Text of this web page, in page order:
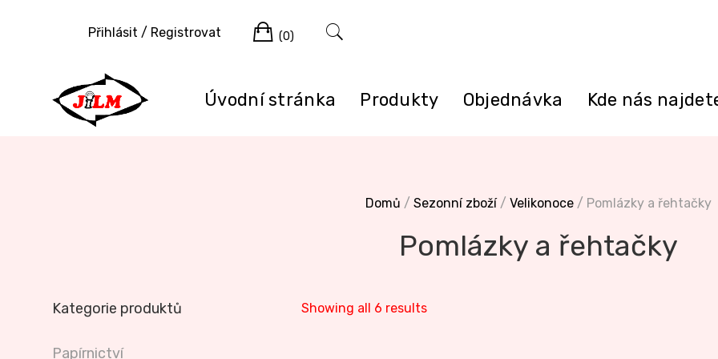
Úvodní stránka Produkty Objednávka Kde nás
Přihlásit / Registrovat Cart
(0)
Domů / Sezonní zboží/ Velikonoce / Pomlázky a řehtačky
Pomlázky a řehtačky
Showing all 6 results
Kategorie produktů
Papírnictví